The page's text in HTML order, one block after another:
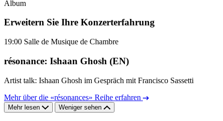
Album
Erweitern Sie Ihre Konzerterfahrung
19:00 Salle de Musique de Chambre
résonance: Ishaan Ghosh (EN)
Artist talk: Ishaan Ghosh im Gespräch mit Francisco Sassetti
Mehr über die «résonances» Reihe erfahren
Mehr lesen Weniger sehen